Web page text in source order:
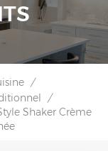
/
/
Shaker Crème